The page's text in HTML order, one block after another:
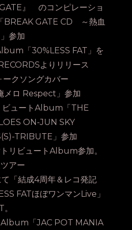
GATE』 のコンピレーショ
BREAK GATE CD ～熱血
参加
「30%LESS FAT」を
よりリリース
クソングカバー
ロ Respect」参加
ビュートAlbum「THE
ON-JUN SKY
TRIBUTE」参加
リビュートAlbum参加。
アー
「結成4周年＆レコ発記
FATほぼワンマンLive」
Album「JAC POT MANIA